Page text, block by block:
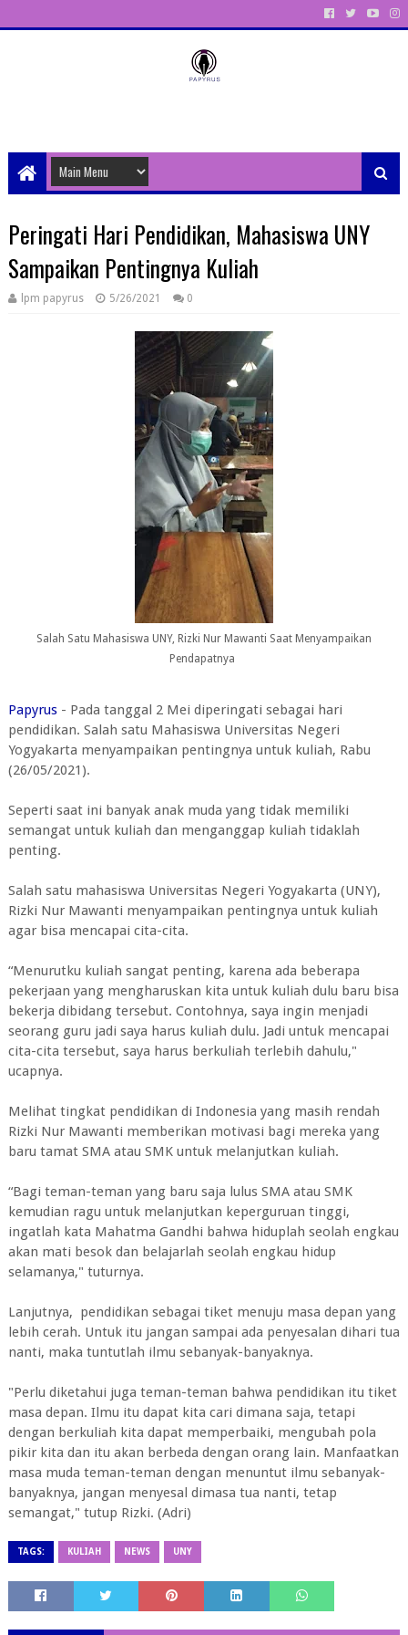
Peringati Hari Pendidikan, Mahasiswa UNY
Sampaikan Pentingnya Kuliah
lpm papyrus 5/26/2021 0
Salah Satu Mahasiswa UNY, Rizki Nur Mawanti Saat Menyampaikan
Pendapatnya
Papyrus- Pada tanggal 2 Mei diperingati sebagai hari
pendidikan. Salah satu Mahasiswa Universitas Negeri
Yogyakarta menyampaikan pentingnya untuk kuliah, Rabu
(26/05/2021).
Seperti saat ini banyak anak muda yang tidak memiliki
semangat untuk kuliah dan menganggap kuliah tidaklah
penting.
Salah satu mahasiswa Universitas Negeri Yogyakarta (UNY),
Rizki Nur Mawanti menyampaikan pentingnya untuk kuliah
agar bisa mencapai cita-cita.
“Menurutku kuliah sangat penting, karena ada beberapa
pekerjaan yang mengharuskan kita untuk kuliah dulu baru bisa
bekerja dibidang tersebut. Contohnya, saya ingin menjadi
seorang guru jadi saya harus kuliah dulu. Jadi untuk mencapai
cita-cita tersebut, saya harus berkuliah terlebih dahulu,"
ucapnya.
Melihat tingkat pendidikan di Indonesia yang masih rendah
Rizki Nur Mawanti memberikan motivasi bagi mereka yang
baru tamat SMA atau SMK untuk melanjutkan kuliah.
“Bagi teman-teman yang baru saja lulus SMA atau SMK
kemudian ragu untuk melanjutkan keperguruan tinggi,
ingatlah kata Mahatma Gandhi bahwa hiduplah seolah engkau
akan mati besok dan belajarlah seolah engkau hidup
selamanya," tuturnya.
Lanjutnya, pendidikan sebagai tiket menuju masa depan yang
lebih cerah. Untuk itu jangan sampai ada penyesalan dihari tua
nanti, maka tuntutlah ilmu sebanyak-banyaknya.
"Perlu diketahui juga teman-teman bahwa pendidikan itu tiket
masa depan. Ilmu itu dapat kita cari dimana saja, tetapi
dengan berkuliah kita dapat memperbaiki, mengubah pola
pikir kita dan itu akan berbeda dengan orang lain. Manfaatkan
masa muda teman-teman dengan menuntut ilmu sebanyak-
banyaknya, jangan menyesal dimasa tua nanti, tetap
semangat," tutup Rizki. (Adri)
TAGS: KULIAH NEWS UNY